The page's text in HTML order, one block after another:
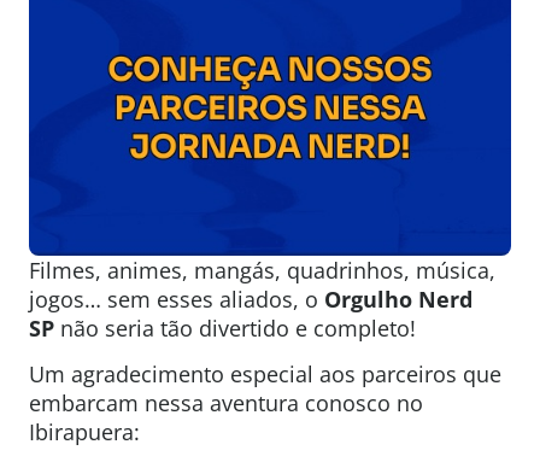
Filmes, animes, mangás, quadrinhos, música,
jogos… sem esses aliados, o Orgulho Nerd
SP não seria tão divertido e completo!
Um agradecimento especial aos parceiros que
embarcam nessa aventura conosco no
Ibirapuera: